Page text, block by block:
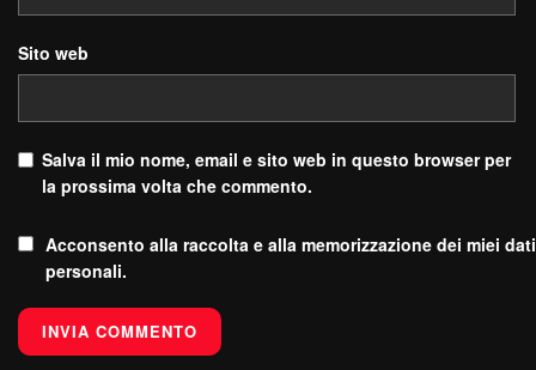
Sito web
Salva il mio nome, email e sito web in questo browser per
la prossima volta che commento.
Acconsento alla raccolta e alla memorizzazione dei miei dati
personali.